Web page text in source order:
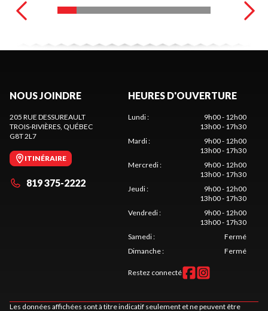
NOUS JOINDRE
205 RUE DESSUREAULT
TROIS-RIVIÈRES, QUÉBEC
G8T 2L7
ITINÉRAIRE
819 375-2222
HEURES D'OUVERTURE
Lundi:
9h00 - 12h00
13h00 - 17h30
Mardi:
9h00 - 12h00
13h00 - 17h30
Mercredi:
9h00 - 12h00
13h00 - 17h30
Jeudi:
9h00 - 12h00
13h00 - 17h30
Vendredi:
9h00 - 12h00
13h00 - 17h30
Samedi:
Fermé
Dimanche: Fermé
Restez connecté
Les données affichées sont à titre indicatif seulement et ne peuvent être